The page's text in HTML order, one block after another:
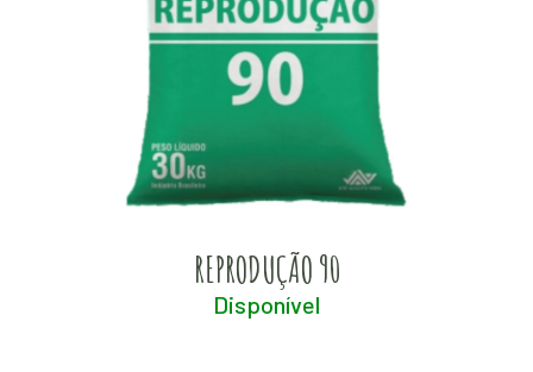
REPRODUÇÃO 90
Disponível